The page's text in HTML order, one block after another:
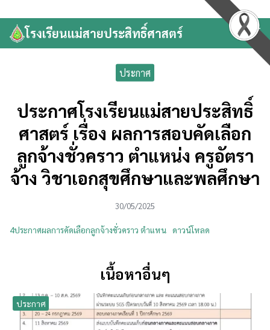
to
contentโรงเรียนแม่สายประสิทธิ์ศาสตร์
Search
for:
ประกาศ
ประกาศโรงเรียนแม่สายประสิทธิ์
ศาสตร์ เรื่อง ผลการสอบคัดเลือก
ลูกจ้างชั่วคราว ตำแหน่ง ครูอัตรา
จ้าง วิชาเอกสุขศึกษาและพลศึกษา
30/05/2025
4ประกาศผลการคัดเลือกลูกจ้างชั่วคราว ตำแหน ดาวน์โหลด
เนื้อหาอื่นๆ
ประกาศ